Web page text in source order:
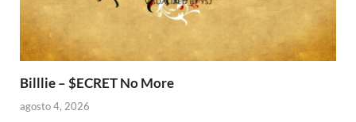
Billlie – $ECRET No More
agosto 4, 2026